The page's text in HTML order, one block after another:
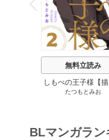
P
r
e
i
u
無料立読み
しもべの王子様【
ろしおまけ付き特装
たつもとみお
BLマンガラン